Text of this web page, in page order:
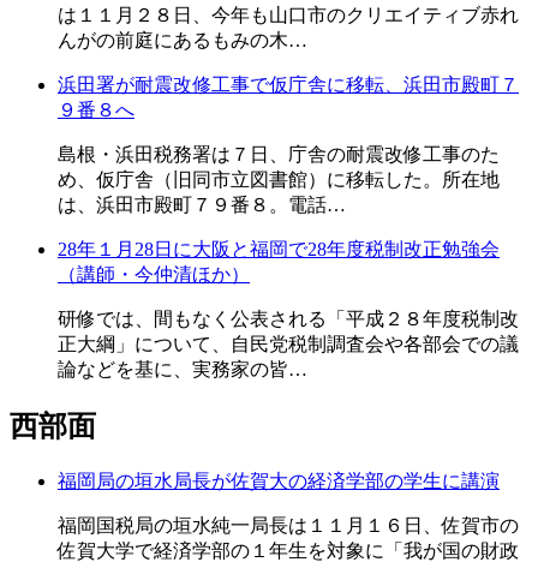
は１１月２８日、今年も山口市のクリエイティブ赤れ
んがの前庭にあるもみの木…
浜田署が耐震改修工事で仮庁舎に移転、浜田市殿町７
９番８へ
島根・浜田税務署は７日、庁舎の耐震改修工事のた
め、仮庁舎（旧同市立図書館）に移転した。所在地
は、浜田市殿町７９番８。電話…
28年１月28日に大阪と福岡で28年度税制改正勉強会
（講師・今仲清ほか）
研修では、間もなく公表される「平成２８年度税制改
正大綱」について、自民党税制調査会や各部会での議
論などを基に、実務家の皆…
西部面
福岡局の垣水局長が佐賀大の経済学部の学生に講演
福岡国税局の垣水純一局長は１１月１６日、佐賀市の
佐賀大学で経済学部の１年生を対象に「我が国の財政